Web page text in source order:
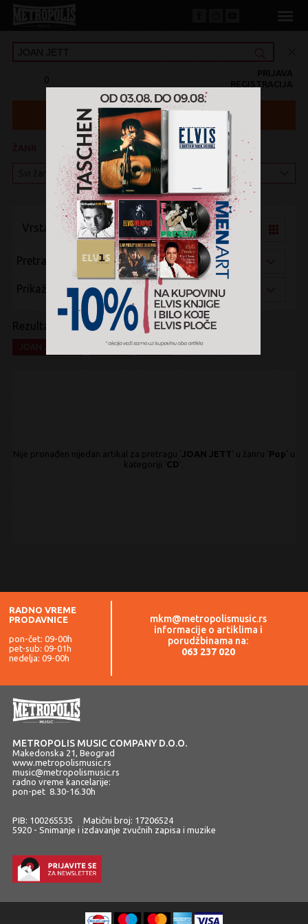
0 REGISTRACIJA
PRIJAVA
KATEGORIJA
Vrsta pregleda:
Pretraži po:
Prikaži po:
Rezultati pretrage:
Pop x CD x
Nije pronađen nijedan artikal za pretragu ' JOAN JETT' u žanru 'Pop' u
kategoriji 'CD'.
RADNO VREME
PRODAVNICE
pon-čet: 09-00h
pet-sub: 09-01h
nedelja: 09-00h
mkm@metropolismusic.rs
informacije o artiklima i
porudžbinama na:
063 237 020
METROPOLIS MUSIC COMPANY D.O.O.
Makedonska 21, Beograd
www.metropolismusic.rs
music@metropolismusic.rs
radno vreme kancelarije:
pon-pet 8.30-16.30h
PIB: 100265535 Matični broj: 17206524
5920 - Snimanje i izdavanje zvučnih zapisa i muzike